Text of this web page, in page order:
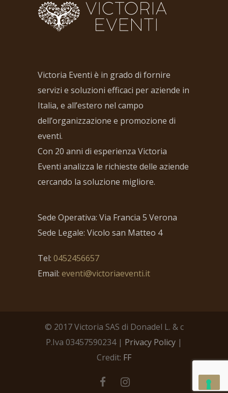
Victoria Eventi è in grado di fornire
servizi e soluzioni efficaci per aziende in
Italia, e all’estero nel campo
dell’organizzazione e promozione di
eventi.
Con 20 anni di esperienza Victoria
Eventi analizza le richieste delle aziende
cercando la soluzione migliore.
Sede Operativa: Via Francia 5 Verona
Sede Legale: Vicolo san Matteo 4
Tel: 0452456657
Email: eventi@victoriaeventi.it
© 2017 Victoria SAS di Donadel L. & c
P.Iva 03457590234 | Privacy Policy |
Credit: FF